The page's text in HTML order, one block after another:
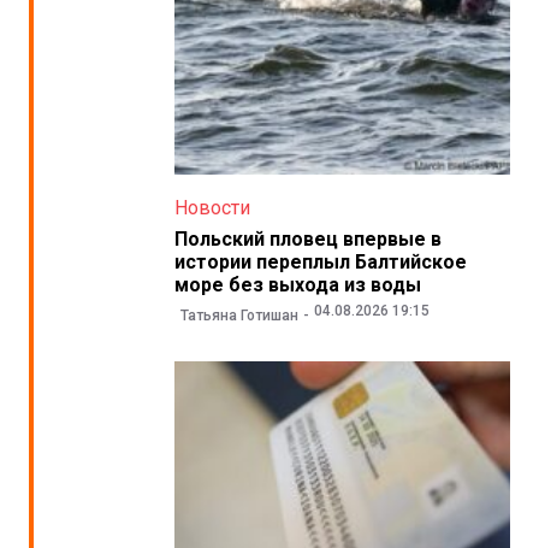
Новости
Польский пловец впервые в
истории переплыл Балтийское
море без выхода из воды
Татьяна Готишан 04.08.2026 19:15